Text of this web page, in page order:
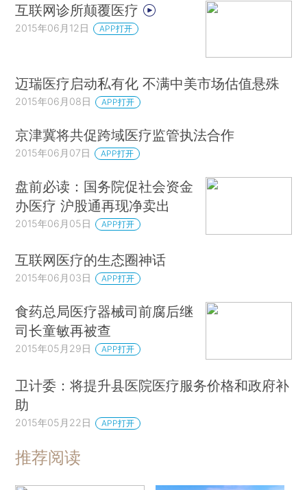
互联网诊所颠覆医疗
2015年06月12日 APP打开
迈瑞医疗启动私有化 不满中美市场估值悬殊
2015年06月08日 APP打开
京津冀将共促跨域医疗监管执法合作
2015年06月07日 APP打开
盘前必读：国务院促社会资金
办医疗 沪股通再现净卖出
2015年06月05日 APP打开
互联网医疗的生态圈神话
2015年06月03日 APP打开
食药总局医疗器械司前腐后继
司长童敏再被查
2015年05月29日 APP打开
卫计委：将提升县医院医疗服务价格和政府补
助
2015年05月22日 APP打开
推荐阅读